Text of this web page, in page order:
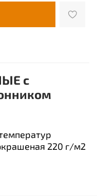
с
220 г/м2